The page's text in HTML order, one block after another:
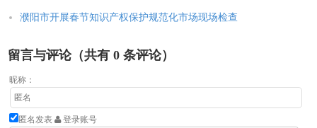
濮阳市开展春节知识产权保护规范化市场现场检查
留言与评论（共有 0 条评论）
昵称：
匿名发表 登录账号